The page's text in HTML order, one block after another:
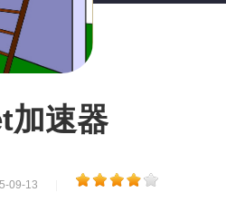
加速器
09-13